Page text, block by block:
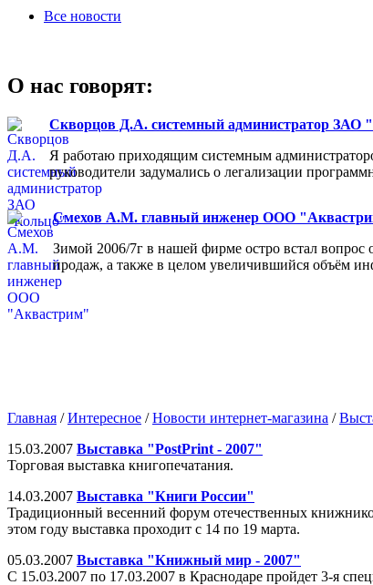
Все новости
О нас говорят:
Скворцов Д.А. системный администратор ЗАО
Я работаю приходящим системным
руководители задумались о легализации
Смехов А.М. главный инженер ООО
Зимой 2006/7г в нашей фирме остро встал
продаж, а также в целом увеличившийся объём
Главная /Интересное /Новости интернет-магазина /
15.03.2007 Выставка "PostPrint - 2007"
Торговая выставка книгопечатания.
14.03.2007 Выставка "Книги России"
Традиционный весенний форум отечественных
этом году выставка проходит с 14 по 19 марта.
05.03.2007 Выставка "Книжный мир - 2007"
С 15.03.2007 по 17.03.2007 в Краснодаре пройдет 3-я